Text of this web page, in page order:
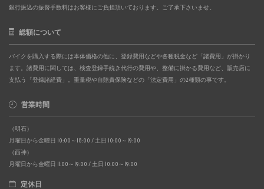
銀行振込の振替手数料はお客様にご負担頂いております。ご了承下さいませ。
総額について
バイクを購入する際には本体価格の他に、登録費用などや各種税金など「諸費用」が掛かり
ます。諸費用に関しては、検査登録手続き代行の費用や、整備に掛かる費用など、販売店に
支払う「登録諸経費」。重量税や自賠責保険などの「法定費用」の2種類の事です。
営業時間
（明石）
月曜日から金曜日 10:00～18:00 / 土日 10:00～19:00
（西神）
月曜日から金曜日 11:00～19:00 / 土日 10:00～19:00
定休日